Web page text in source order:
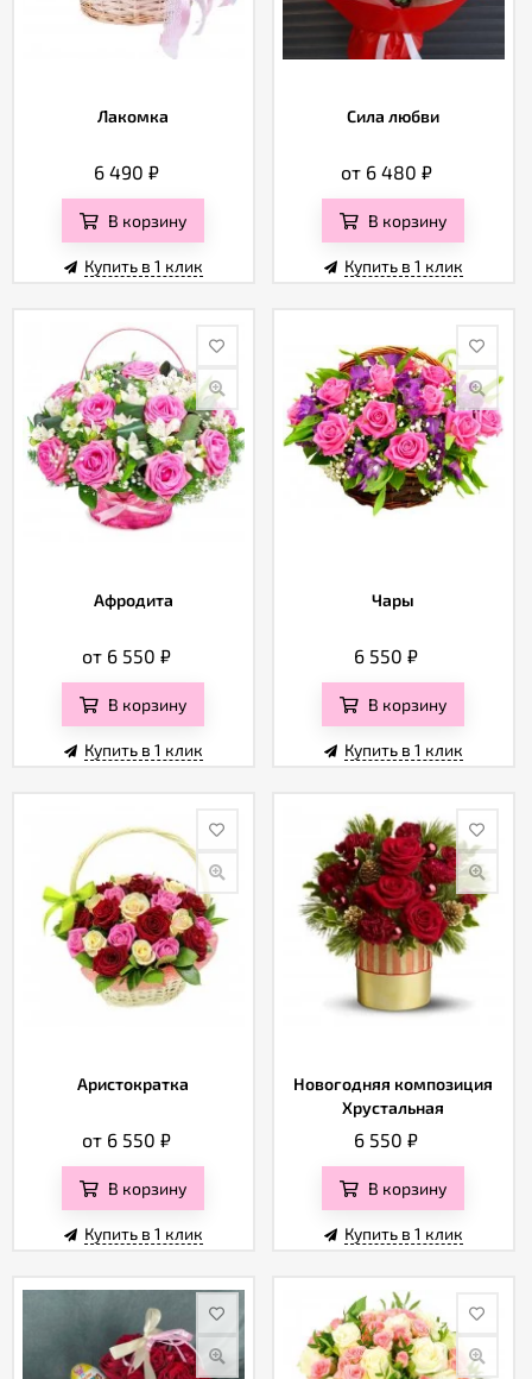
Лакомка
6 490 ₽
В корзину
Купить в 1 клик
Сила любви
от 6 480 ₽
В корзину
Купить в 1 клик
Афродита
от 6 550 ₽
В корзину
Купить в 1 клик
Чары
6 550₽
В корзину
Купить в 1 клик
Аристократка
от 6 550 ₽
В корзину
Купить в 1 клик
Новогодняя композиция
Хрустальная
6 550₽
В корзину
Купить в 1 клик